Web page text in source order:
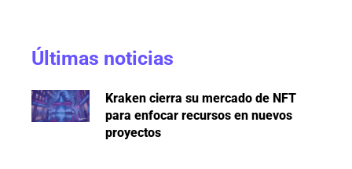
Últimas noticias
Kraken cierra su mercado de NFT
para enfocar recursos en nuevos
proyectos